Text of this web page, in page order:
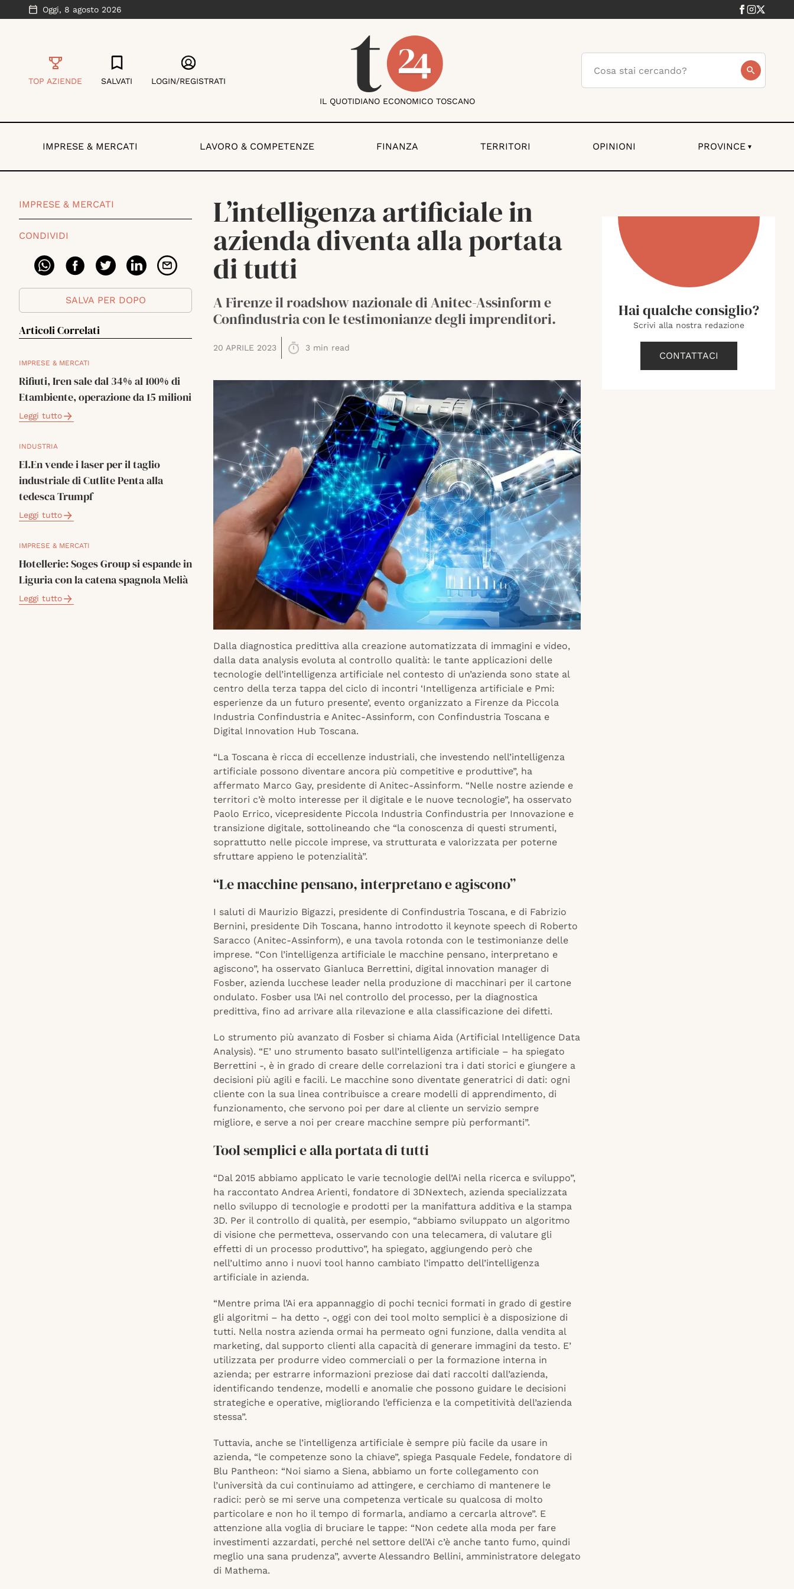
Oggi, 8 agosto 2026
TOP AZIENDE SALVATI LOGIN/REGISTRATI
IL QUOTIDIANO ECONOMICO TOSCANO
IMPRESE & MERCATI LAVORO & COMPETENZE FINANZA TERRITORI OPINIONI PROVINCE ▾
IMPRESE & MERCATI
CONDIVIDI
SALVA PER DOPO
Articoli Correlati
IMPRESE & MERCATI
Rifiuti, Iren sale dal 34% al 100% di
Etambiente, operazione da 15 milioni
Leggi tutto
INDUSTRIA
El.En vende i laser per il taglio
industriale di Cutlite Penta alla
tedesca Trumpf
Leggi tutto
IMPRESE & MERCATI
Hotellerie: Soges Group si espande in
Liguria con la catena spagnola Melià
Leggi tutto
L’intelligenza artificiale in
azienda diventa alla portata
di tutti
A Firenze il roadshow nazionale di Anitec-Assinform e
Confindustria con le testimonianze degli imprenditori.
20 APRILE 2023 3 min read
Dalla diagnostica predittiva alla creazione automatizzata di immagini e video,
dalla data analysis evoluta al controllo qualità: le tante applicazioni delle
tecnologie dell’intelligenza artificiale nel contesto di un’azienda sono state al
centro della terza tappa del ciclo di incontri ‘Intelligenza artificiale e Pmi:
esperienze da un futuro presente’, evento organizzato a Firenze da Piccola
Industria Confindustria e Anitec-Assinform, con Confindustria Toscana e
Digital Innovation Hub Toscana.
“La Toscana è ricca di eccellenze industriali, che investendo nell’intelligenza
artificiale possono diventare ancora più competitive e produttive”, ha
affermato Marco Gay, presidente di Anitec-Assinform. “Nelle nostre aziende e
territori c’è molto interesse per il digitale e le nuove tecnologie”, ha osservato
Paolo Errico, vicepresidente Piccola Industria Confindustria per Innovazione e
transizione digitale, sottolineando che “la conoscenza di questi strumenti,
soprattutto nelle piccole imprese, va strutturata e valorizzata per poterne
sfruttare appieno le potenzialità”.
“Le macchine pensano, interpretano e agiscono”
I saluti di Maurizio Bigazzi, presidente di Confindustria Toscana, e di Fabrizio
Bernini, presidente Dih Toscana, hanno introdotto il keynote speech di Roberto
Saracco (Anitec-Assinform), e una tavola rotonda con le testimonianze delle
imprese. “Con l’intelligenza artificiale le macchine pensano, interpretano e
agiscono”, ha osservato Gianluca Berrettini, digital innovation manager di
Fosber, azienda lucchese leader nella produzione di macchinari per il cartone
ondulato. Fosber usa l’Ai nel controllo del processo, per la diagnostica
predittiva, fino ad arrivare alla rilevazione e alla classificazione dei difetti.
Lo strumento più avanzato di Fosber si chiama Aida (Artificial Intelligence Data
Analysis). “E’ uno strumento basato sull’intelligenza artificiale – ha spiegato
Berrettini -, è in grado di creare delle correlazioni tra i dati storici e giungere a
decisioni più agili e facili. Le macchine sono diventate generatrici di dati: ogni
cliente con la sua linea contribuisce a creare modelli di apprendimento, di
funzionamento, che servono poi per dare al cliente un servizio sempre
migliore, e serve a noi per creare macchine sempre più performanti”.
Tool semplici e alla portata di tutti
“Dal 2015 abbiamo applicato le varie tecnologie dell’Ai nella ricerca e sviluppo”,
ha raccontato Andrea Arienti, fondatore di 3DNextech, azienda specializzata
nello sviluppo di tecnologie e prodotti per la manifattura additiva e la stampa
3D. Per il controllo di qualità, per esempio, “abbiamo sviluppato un algoritmo
di visione che permetteva, osservando con una telecamera, di valutare gli
effetti di un processo produttivo”, ha spiegato, aggiungendo però che
nell’ultimo anno i nuovi tool hanno cambiato l’impatto dell’intelligenza
artificiale in azienda.
“Mentre prima l’Ai era appannaggio di pochi tecnici formati in grado di gestire
gli algoritmi – ha detto -, oggi con dei tool molto semplici è a disposizione di
tutti. Nella nostra azienda ormai ha permeato ogni funzione, dalla vendita al
marketing, dal supporto clienti alla capacità di generare immagini da testo. E’
utilizzata per produrre video commerciali o per la formazione interna in
azienda; per estrarre informazioni preziose dai dati raccolti dall’azienda,
identificando tendenze, modelli e anomalie che possono guidare le decisioni
strategiche e operative, migliorando l’efficienza e la competitività dell’azienda
stessa”.
Tuttavia, anche se l’intelligenza artificiale è sempre più facile da usare in
azienda, “le competenze sono la chiave”, spiega Pasquale Fedele, fondatore di
Blu Pantheon: “Noi siamo a Siena, abbiamo un forte collegamento con
l’università da cui continuiamo ad attingere, e cerchiamo di mantenere le
radici: però se mi serve una competenza verticale su qualcosa di molto
particolare e non ho il tempo di formarla, andiamo a cercarla altrove”. E
attenzione alla voglia di bruciare le tappe: “Non cedete alla moda per fare
investimenti azzardati, perché nel settore dell’Ai c’è anche tanto fumo, quindi
meglio una sana prudenza”, avverte Alessandro Bellini, amministratore delegato
di Mathema.
Hai qualche consiglio?
Scrivi alla nostra redazione
CONTATTACI